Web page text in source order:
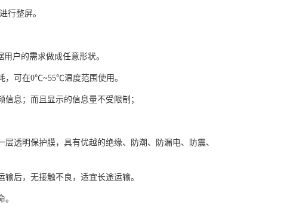
行整屏。
户的需求做成任意形状。
，可在0℃~55℃温度范围使用。
息；而且显示的信息量不受限制；
透明保护膜，具有优越的绝缘、防潮、防漏电、防震、
后，无接触不良，适宜长途运输。